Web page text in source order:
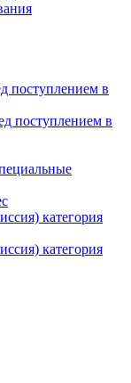
поступлением в
поступлением в
категория
категория